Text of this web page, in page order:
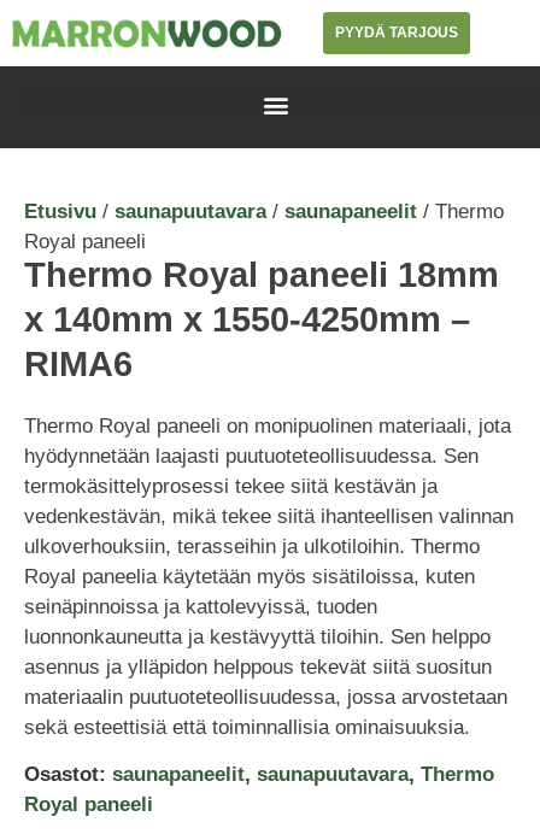
PYYDÄ TARJOUS
Etusivu / saunapuutavara/ saunapaneelit / Thermo
Royal paneeli
Thermo Royal paneeli 18mm
x 140mm x 1550-4250mm –
RIMA6
Thermo Royal paneeli on monipuolinen materiaali, jota
hyödynnetään laajasti puutuoteteollisuudessa. Sen
termokäsittelyprosessi tekee siitä kestävän ja
vedenkestävän, mikä tekee siitä ihanteellisen valinnan
ulkoverhouksiin, terasseihin ja ulkotiloihin. Thermo
Royal paneelia käytetään myös sisätiloissa, kuten
seinäpinnoissa ja kattolevyissä, tuoden
luonnonkauneutta ja kestävyyttä tiloihin. Sen helppo
asennus ja ylläpidon helppous tekevät siitä suositun
materiaalin puutuoteteollisuudessa, jossa arvostetaan
sekä esteettisiä että toiminnallisia ominaisuuksia.
Osastot: saunapaneelit, saunapuutavara, Thermo
Royal paneeli